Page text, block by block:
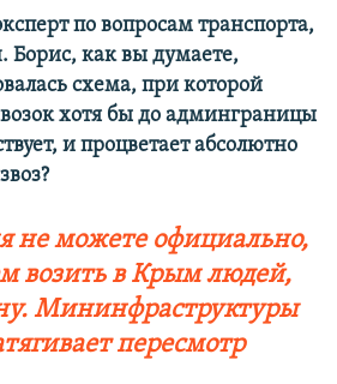
по вопросам транспорта,
Борис, как вы думаете,
схема, при которой
хотя бы до админграницы
и процветает абсолютно
не можете официально,
возить в Крым людей,
Мининфраструктуры
пересмотр